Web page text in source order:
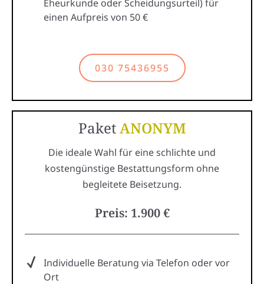
Eheurkunde oder Scheidungsurteil) für
einen Aufpreis von 50 €
030 75436955
PaketANONYM
Die ideale Wahl für eine schlichte und
kostengünstige Bestattungsform ohne
begleitete Beisetzung.
Preis: 1.900 €
Individuelle Beratung via Telefon oder vor
Ort